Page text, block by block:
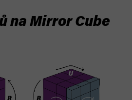
na Mirror Cube